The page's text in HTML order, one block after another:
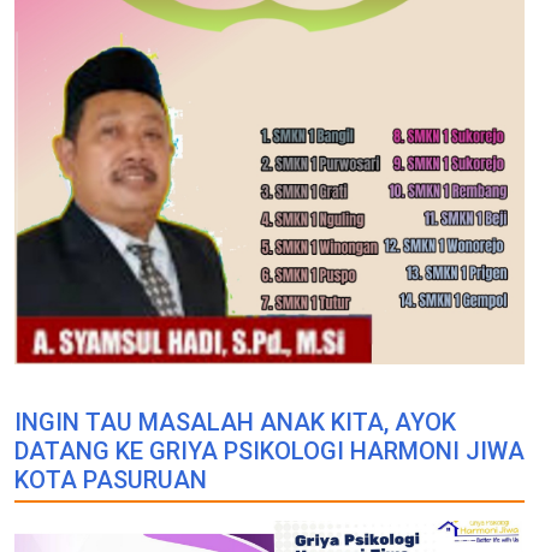
INGIN TAU MASALAH ANAK KITA, AYOK
DATANG KE GRIYA PSIKOLOGI HARMONI JIWA
KOTA PASURUAN